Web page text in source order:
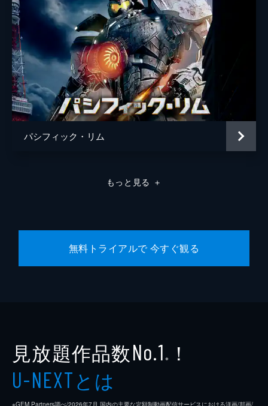
パシフィック・リム
もっと見る ＋
無料トライアルで 今すぐ観る
見放題作品数No.1 ※ ！
U-NEXTとは
※GEM Partners調べ/2026年7⽉ 国内の主要な定額制動画配信サービスにおける洋画/邦画/